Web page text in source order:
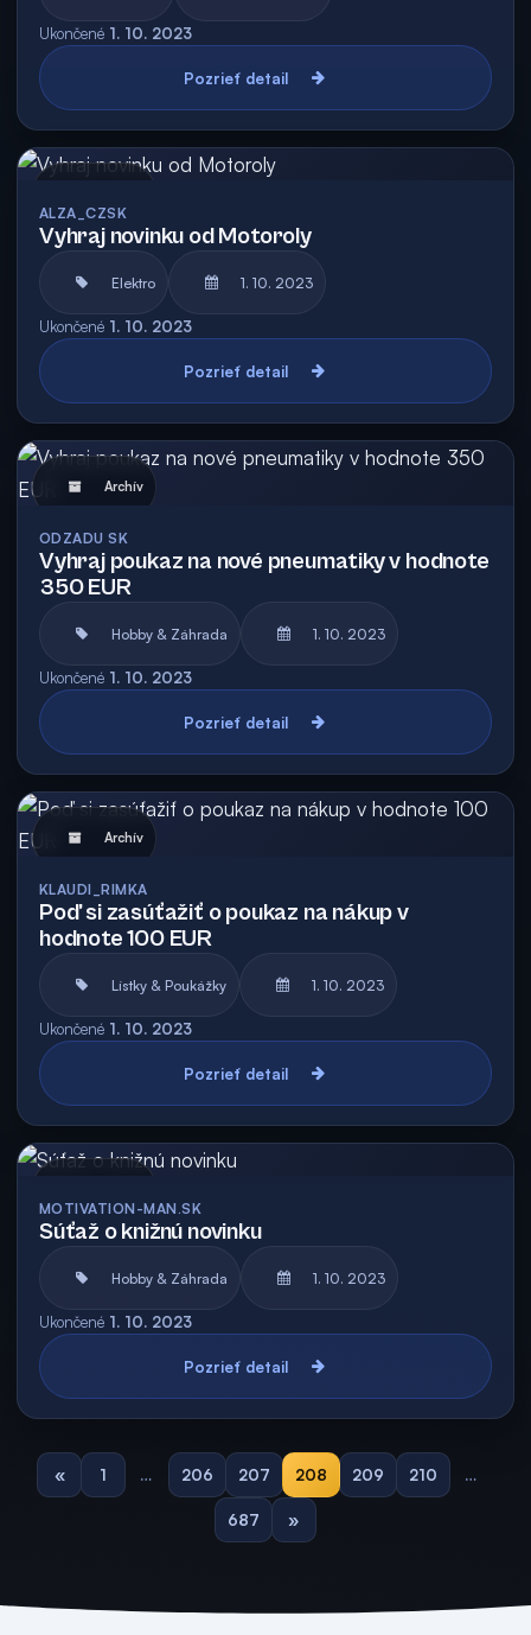
Ukončené 1. 10. 2023
Pozrieť detail
ALZA_CZSK
Vyhraj novinku od Motoroly
Elektro 1. 10. 2023
Ukončené 1. 10. 2023
Pozrieť detail
Archív
ODZADU SK
Vyhraj poukaz na nové pneumatiky v hodnote
350 EUR
Hobby & Záhrada 1. 10. 2023
Ukončené 1. 10. 2023
Pozrieť detail
Archív
KLAUDI_RIMKA
Poď si zasúťažiť o poukaz na nákup v
hodnote 100 EUR
Lístky & Poukážky 1. 10. 2023
Ukončené 1. 10. 2023
Pozrieť detail
MOTIVATION-MAN.SK
Súťaž o knižnú novinku
Hobby & Záhrada 1. 10. 2023
Ukončené 1. 10. 2023
Pozrieť detail
« 1 … 206 207 208 209 210 …
687 »